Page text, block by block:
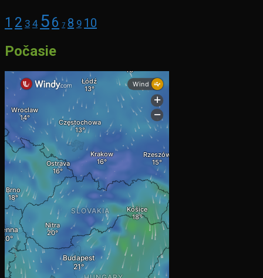
1 2 3 4 56 7 8 9 10
Počasie